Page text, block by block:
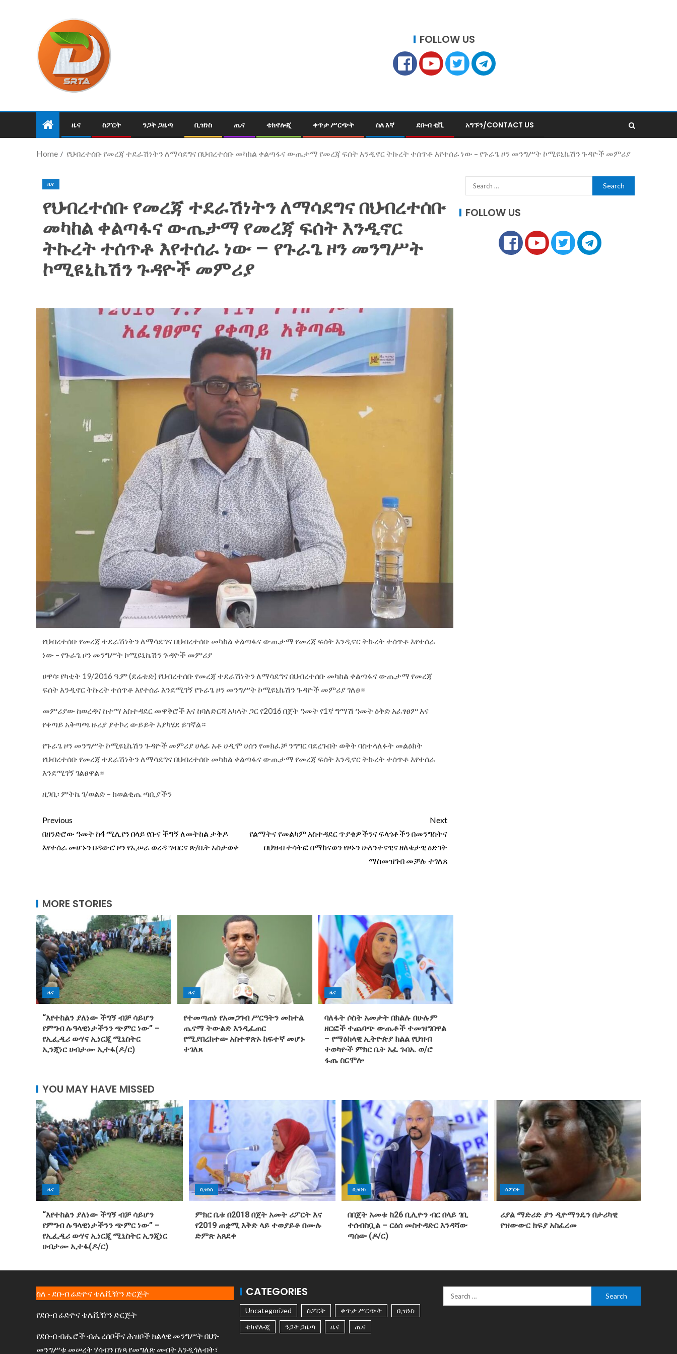
FOLLOW US
ዜና ስፖርት ንጋት ጋዜጣ ቢዝነስ ጤና ቴክኖሎጂ ቀጥታ ሥርጭት ስለ እኛ ደቡብ ቲቪ አግኙን/CONTACT US
Home የህብረተሰቡ የመረጃ ተደራሽነትን ለማሳደግና በህብረተሰቡ መካከል ቀልጣፋና ውጤታማ የመረጃ ፍሰት እንዲኖር ትኩረት ተሰጥቶ እየተሰራ ነው – የጉራጌ ዞን መንግሥት ኮሚዩኒኬሽን ጉዳዮች መምሪያ
ዜና
የህብረተሰቡ የመረጃ ተደራሽነትን ለማሳደግና በህብረተሰቡ
መካከል ቀልጣፋና ውጤታማ የመረጃ ፍሰት እንዲኖር
ትኩረት ተሰጥቶ እየተሰራ ነው – የጉራጌ ዞን መንግሥት
ኮሚዩኒኬሽን ጉዳዮች መምሪያ
የህብረተሰቡ የመረጃ ተደራሽነትን ለማሳደግና በህብረተሰቡ መካከል ቀልጣፋና ውጤታማ የመረጃ ፍሰት እንዲኖር ትኩረት ተሰጥቶ እየተሰራ
ነው – የጉራጌ ዞን መንግሥት ኮሚዩኒኬሽን ጉዳዮች መምሪያ
ሀዋሳ፡ የካቲት 19/2016 ዓ.ም (ደሬቴድ) የህብረተሰቡ የመረጃ ተደራሽነትን ለማሳደግና በህብረተሰቡ መካከል ቀልጣፋና ውጤታማ የመረጃ
ፍሰት እንዲኖር ትኩረት ተሰጥቶ እየተሰራ እንደሚገኝ የጉራጌ ዞን መንግሥት ኮሚዩኒኬሽን ጉዳዮች መምሪያ ገለፀ።
መምሪያው ከወረዳና ከተማ አስተዳደር መዋቅሮች እና ከባለድርሻ አካላት ጋር የ2016 በጀት ዓመት የ1ኛ ግማሽ ዓመት ዕቅድ አፈፃፀም እና
የቀጣይ አቅጣጫ ዙሪያ ያተኮረ ውይይት እያካሄደ ይገኛል።
የጉራጌ ዞን መንግሥት ኮሚዩኒኬሽን ጉዳዮች መምሪያ ሀላፊ አቶ ሀዲሞ ሀሰን የመክፈቻ ንግግር ባደረጉበት ወቅት ባስተላለፉት መልዕክት
የህብረተሰቡ የመረጃ ተደራሽነትን ለማሳደግና በህብረተሰቡ መካከል ቀልጣፋና ውጤታማ የመረጃ ፍሰት እንዲኖር ትኩረት ተሰጥቶ እየተሰራ
እንደሚገኝ ገልፀዋል።
ዘጋቢ፡ ምትኬ ገ/ወልድ – ከወልቂጤ ጣቢያችን
Previous
በዘንድሮው ዓመት ከ4 ሚሊየን በላይ የቡና ችግኝ ለመትከል ታቅዶ
እየተሰራ መሆኑን በዳውሮ ዞን የኢሠራ ወረዳ ግብርና ጽ/ቤት አስታወቀ
Next
የልማትና የመልካም አስተዳደር ጥያቄዎችንና ፍላጎቶችን በመንግስትና
በህዝብ ተሳትፎ በማከናወን የዞኑን ሁለንተናዊና ዘለቄታዊ ዕድገት
ማስመዝገብ መቻሉ ተገለጸ
MORE STORIES
ዜና
“እየተከልን ያለነው ችግኝ ብቻ ሳይሆን
የምግብ ሉዓላዊነታችንን ጭምር ነው” –
የኢፌዲሪ ውሃና ኢነርጂ ሚኒስትር
ኢንጂነር ሀብታሙ ኢተፋ(ዶ/ር)
ዜና
የተመጣጠነ የአመጋገብ ሥርዓትን መከተል
ጤናማ ትውልድ እንዲፈጠር
የሚያበረክተው አስተዋጽኦ ከፍተኛ መሆኑ
ተገለጸ
ዜና
ባለፋት ሶስት አመታት በክልሉ በሁሉም
ዘርፎች ተጨባጭ ውጤቶች ተመዝግበዋል
– የማዕከላዊ ኢትዮጵያ ክልል የህዝብ
ተወካዮች ምክር ቤት አፈ ጉበኤ ወ/ሮ
ፋጤ ስርሞሎ
FOLLOW US
YOU MAY HAVE MISSED
ዜና
“እየተከልን ያለነው ችግኝ ብቻ ሳይሆን
የምግብ ሉዓላዊነታችንን ጭምር ነው” –
የኢፌዲሪ ውሃና ኢነርጂ ሚኒስትር ኢንጂነር
ሀብታሙ ኢተፋ(ዶ/ር)
ቢዝነስ
ምክር ቤቱ በ2018 በጀት አመት ሪፖርት እና
የ2019 ጠቋሚ እቅድ ላይ ተወያይቶ በሙሉ
ድምጽ አጸደቀ
ቢዝነስ
በበጀት አመቱ ከ26 ቢሊዮን ብር በላይ ገቢ
ተሰብስቧል – ርዕሰ መስተዳድር እንዳሻው
ጣሰው (ዶ/ር)
ስፖርት
ሪያል ማድሪድ ያን ዲዮማንዴን በታሪካዊ
የዝውውር ክፍያ አስፈረመ
ስለ - ደቡብ ሬድዮና ቴሌቪዥን ድርጅት
የደቡብ ሬድዮና ቴሌቪዥን ድርጅት
የደቡብ ብሔሮች ብሔረሰቦችና ሕዝቦች ክልላዊ መንግሥት በህገ-
መንግሥቱ መሠረት ሃሳብን በነጻ የመግለጽ መብት እንዲጎለብት፣
CATEGORIES
Uncategorized ስፖርት ቀጥታ ሥርጭት
ቢዝነስ
ቴክኖሎጂ
ንጋት ጋዜጣ ዜና ጤና